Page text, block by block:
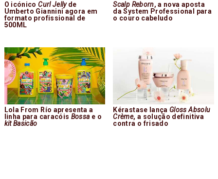
O icónicoCurl Jellyde
Umberto Giannini agora em
formato profissional de
500ML
Scalp Reborn, a nova aposta
da System Professional para
o couro cabeludo
Lola From Río apresenta a
linha para caracóis Bossa e o
kit Basicão
Kérastase lança Gloss Absolu
Crème, a solução definitiva
contra o frisado